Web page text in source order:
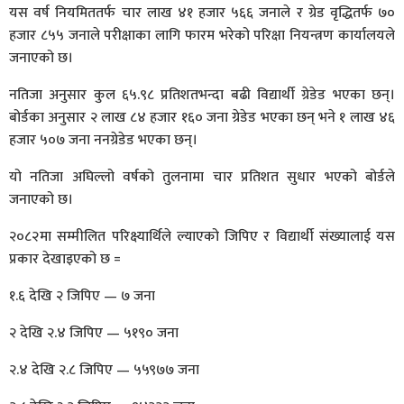
यस वर्ष नियमिततर्फ चार लाख ४१ हजार ५६६ जनाले र ग्रेड वृद्धितर्फ ७०
हजार ८५५ जनाले परीक्षाका लागि फारम भरेको परिक्षा नियन्त्रण कार्यालयले
जनाएको छ।
नतिजा अनुसार कुल ६५.९८ प्रतिशतभन्दा बढी विद्यार्थी ग्रेडेड भएका छन्।
बोर्डका अनुसार २ लाख ८४ हजार १६० जना ग्रेडेड भएका छन् भने १ लाख ४६
हजार ५०७ जना ननग्रेडेड भएका छन्।
यो नतिजा अघिल्लो वर्षको तुलनामा चार प्रतिशत सुधार भएको बोर्डले
जनाएको छ।
२०८२मा सम्मीलित परिक्ष्यार्थिले ल्याएको जिपिए र विद्यार्थी संख्यालाई यस
प्रकार देखाइएको छ =
१.६ देखि २ जिपिए — ७ जना
२ देखि २.४ जिपिए — ५१९० जना
२.४ देखि २.८ जिपिए — ५५९७७ जना